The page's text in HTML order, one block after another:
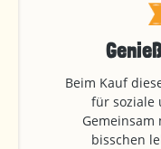
Beim Kauf
für soziale
Gemeinsam
bisschen